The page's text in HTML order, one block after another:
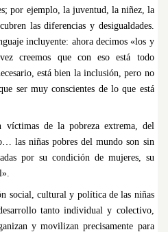
por ejemplo, la juventud, la niñez, la
las diferencias y desigualdades.
incluyente: ahora decimos «los y
creemos que con eso está todo
está bien la inclusión, pero no
ser muy conscientes de lo que está
víctimas de la pobreza extrema, del
las niñas pobres del mundo son sin
por su condición de mujeres, su
social, cultural y política de las niñas
tanto individual y colectivo,
y movilizan precisamente para